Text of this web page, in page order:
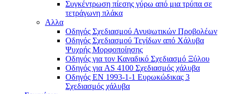
Συγκέντρωση πίεσης γύρω από μια τρύπα σε
τετράγωνη πλάκα
Αλλα
Οδηγός Σχεδιασμού Ανυψωτικών Προβολέων
Οδηγός Σχεδιασμού Τεγίδων από Χάλυβα
Ψυχρής Μορφοποίησης
Οδηγός για τον Καναδικό Σχεδιασμό Ξύλου
Οδηγός για AS 4100 Σχεδιασμός χάλυβα
Οδηγός ΕΝ 1993-1-1 Ευρωκώδικας 3
Σχεδιασμός χάλυβα